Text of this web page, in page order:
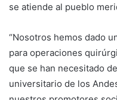
se atiende al pueblo
“Nosotros hemos dado
para operaciones
que se han necesitado
universitario de los